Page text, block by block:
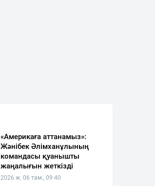
«Америкаға аттанамыз»:
Жәнібек Әлімханұлының
командасы қуанышты
жаңалығын жеткізді
2026 ж. 06 там., 09:40